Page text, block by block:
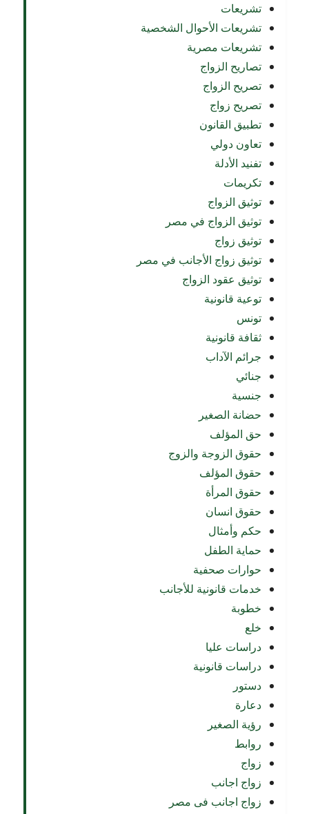
تشريعات
تشريعات الأحوال الشخصية
تشريعات مصرية
تصاريح الزواج
تصريح الزواج
تصريح زواج
تطبيق القانون
تعاون دولي
تفنيد الأدلة
تكريمات
توثيق الزواج
توثيق الزواج في مصر
توثيق زواج
توثيق زواج الأجانب في مصر
توثيق عقود الزواج
توعية قانونية
تونس
ثقافة قانونية
جرائم الآداب
جنائي
جنسية
حضانة الصغير
حق المؤلف
حقوق الزوجة والزوج
حقوق المؤلف
حقوق المرأة
حقوق انسان
حكم وأمثال
حماية الطفل
حوارات صحفية
خدمات قانونية للأجانب
خطوبة
خلع
دراسات عليا
دراسات قانونية
دستور
دعارة
رؤية الصغير
روابط
زواج
زواج اجانب
زواج اجانب فى مصر